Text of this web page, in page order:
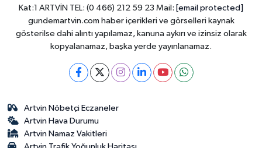
Kat:1 ARTVİN TEL: (0 466) 212 59 23 Mail: [email protected]
gundemartvin.com haber içerikleri ve görselleri kaynak
gösterilse dahi alıntı yapılamaz, kanuna aykırı ve izinsiz olarak
kopyalanamaz, başka yerde yayınlanamaz.
Artvin Nöbetçi Eczaneler
Artvin Hava Durumu
Artvin Namaz Vakitleri
Artvin Trafik Yoğunluk Haritası